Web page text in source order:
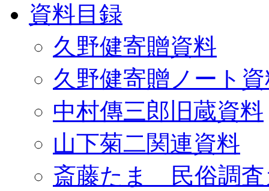
資料目録
久野健寄贈資料
久野健寄贈ノート
中村傳三郎旧蔵資料
山下菊二関連資料
斎藤たま 民俗調査